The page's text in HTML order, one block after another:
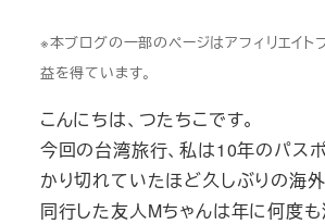
※本ブログの一部のページはアフィリエイト
益を得ています。
こんにちは、つたちこです。
今回の台湾旅行、私は10年のパス
かり切れていたほど久しぶりの海外
同行した友人Mちゃんは年に何度